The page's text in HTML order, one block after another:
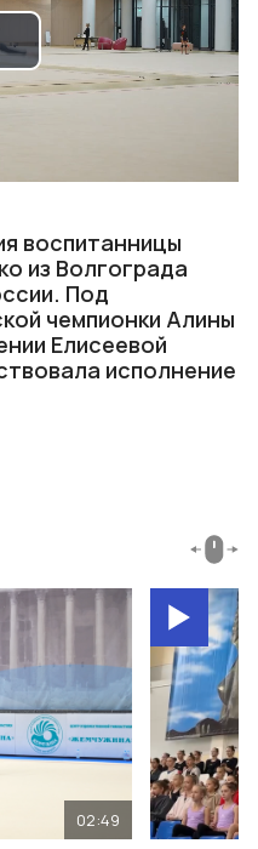
воспитанницы
из Волгограда
Под
чемпионки Алины
Елисеевой
исполнение
02:49